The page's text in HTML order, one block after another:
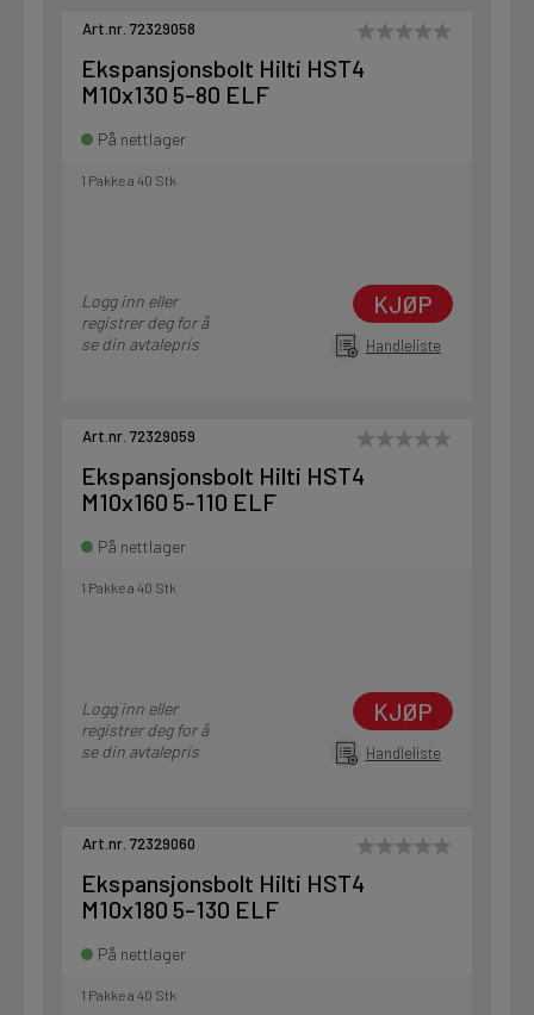
Art.nr. 72329058
Ekspansjonsbolt Hilti HST4
M10x130 5-80 ELF
På nettlager
1 Pakke a 40 Stk
Logg inn eller
registrer deg for å
se din avtalepris
KJØP
Handleliste
Art.nr. 72329059
Ekspansjonsbolt Hilti HST4
M10x160 5-110 ELF
På nettlager
1 Pakke a 40 Stk
Logg inn eller
registrer deg for å
se din avtalepris
KJØP
Handleliste
Art.nr. 72329060
Ekspansjonsbolt Hilti HST4
M10x180 5-130 ELF
På nettlager
1 Pakke a 40 Stk